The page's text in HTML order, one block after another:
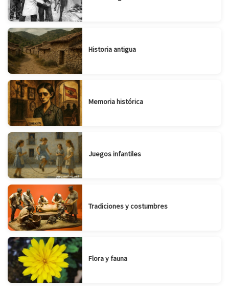
Historia antigua
Memoria histórica
Juegos infantiles
Tradiciones y costumbres
Flora y fauna